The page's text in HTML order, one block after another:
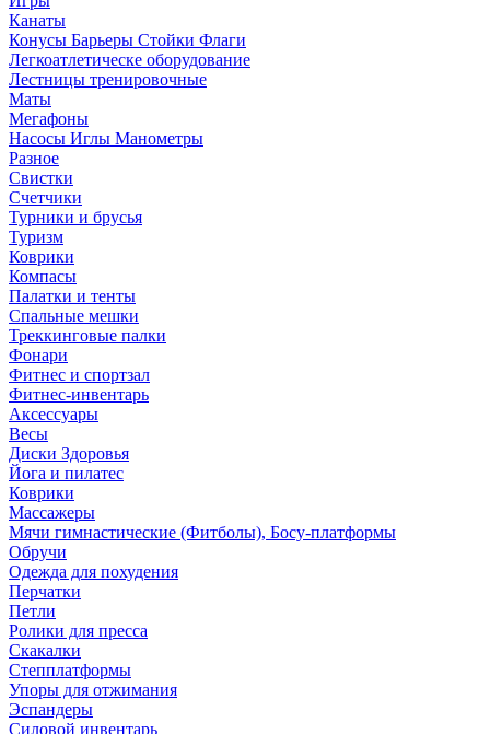
Канаты
Конусы Барьеры Стойки Флаги
Легкоатлетическе оборудование
Лестницы тренировочные
Маты
Мегафоны
Насосы Иглы Манометры
Разное
Свистки
Счетчики
Турники и брусья
Туризм
Коврики
Компасы
Палатки и тенты
Спальные мешки
Треккинговые палки
Фонари
Фитнес и спортзал
Фитнес-инвентарь
Аксессуары
Весы
Диски Здоровья
Йога и пилатес
Коврики
Массажеры
Мячи гимнастические (Фитболы), Босу-платформы
Обручи
Одежда для похудения
Перчатки
Петли
Ролики для пресса
Скакалки
Степплатформы
Упоры для отжимания
Эспандеры
Силовой инвентарь